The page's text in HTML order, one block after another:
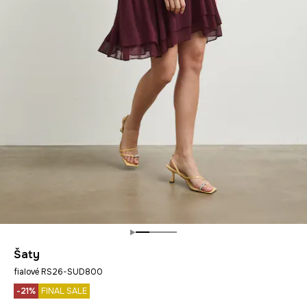
Šaty
fialové RS26-SUD800
-21% FINAL SALE